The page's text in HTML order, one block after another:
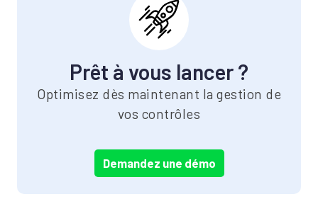
Prêt à vous lancer ?
Optimisez dès maintenant la gestion de
vos contrôles
Demandez une démo